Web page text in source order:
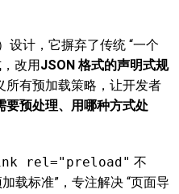
设计，它摒弃了传统 “一个
改用JSON 格式的声明式规
所有预加载策略，让开发者
要预处理、用哪种方式处
rel="preload" 不
载标准”，专注解决 “页面导